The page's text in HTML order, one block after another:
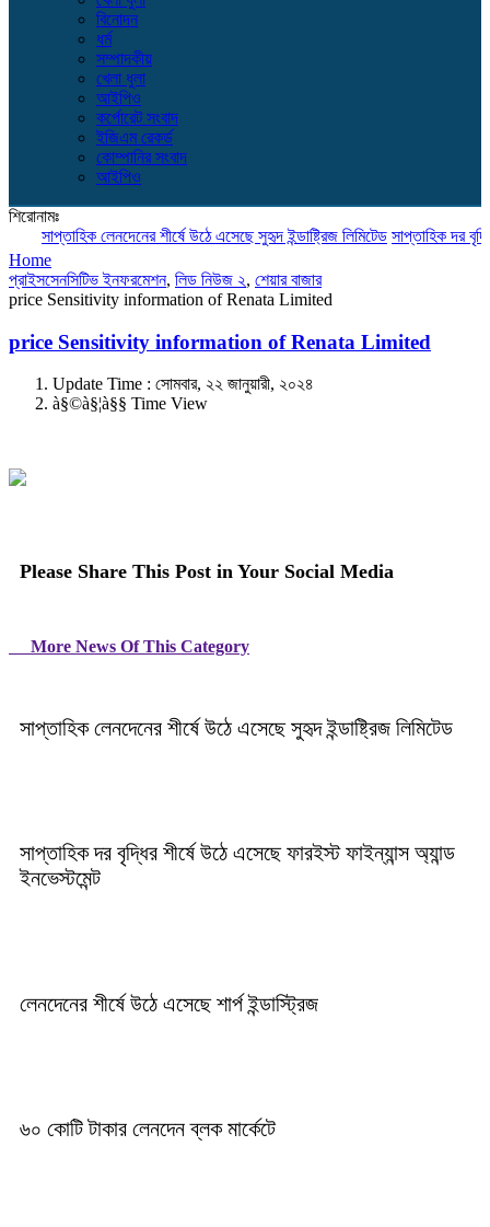
বিনোদন
ধর্ম
সম্পাদকীয়
খেলা ধুলা
আইপিও
কর্পোরেট সংবাদ
ইজিএম রেকর্ড
কোম্পানির সংবাদ
আইপিও
শিরোনামঃ
সাপ্তাহিক লেনদেনের শীর্ষে উঠে এসেছে সুহৃদ ইন্ডাষ্ট্রিজ লিমিটেড সাপ্তাহিক দর বৃদ্ধির
Home
প্রাইসসেনসিটিভ ইনফরমেশন, লিড নিউজ ২, শেয়ার বাজার
price Sensitivity information of Renata Limited
price Sensitivity information of Renata Limited
Update Time : সোমবার, ২২ জানুয়ারী, ২০২৪
à§©à§¦à§§ Time View
Please Share This Post in Your Social Media
More News Of This Category
সাপ্তাহিক লেনদেনের শীর্ষে উঠে এসেছে সুহৃদ ইন্ডাষ্ট্রিজ লিমিটেড
সাপ্তাহিক দর বৃদ্ধির শীর্ষে উঠে এসেছে ফারইস্ট ফাইন্যান্স অ্যান্ড
ইনভেস্টমেন্ট
লেনদেনের শীর্ষে উঠে এসেছে শার্প ইন্ডাস্ট্রিজ
৬০ কোটি টাকার লেনদেন ব্লক মার্কেটে